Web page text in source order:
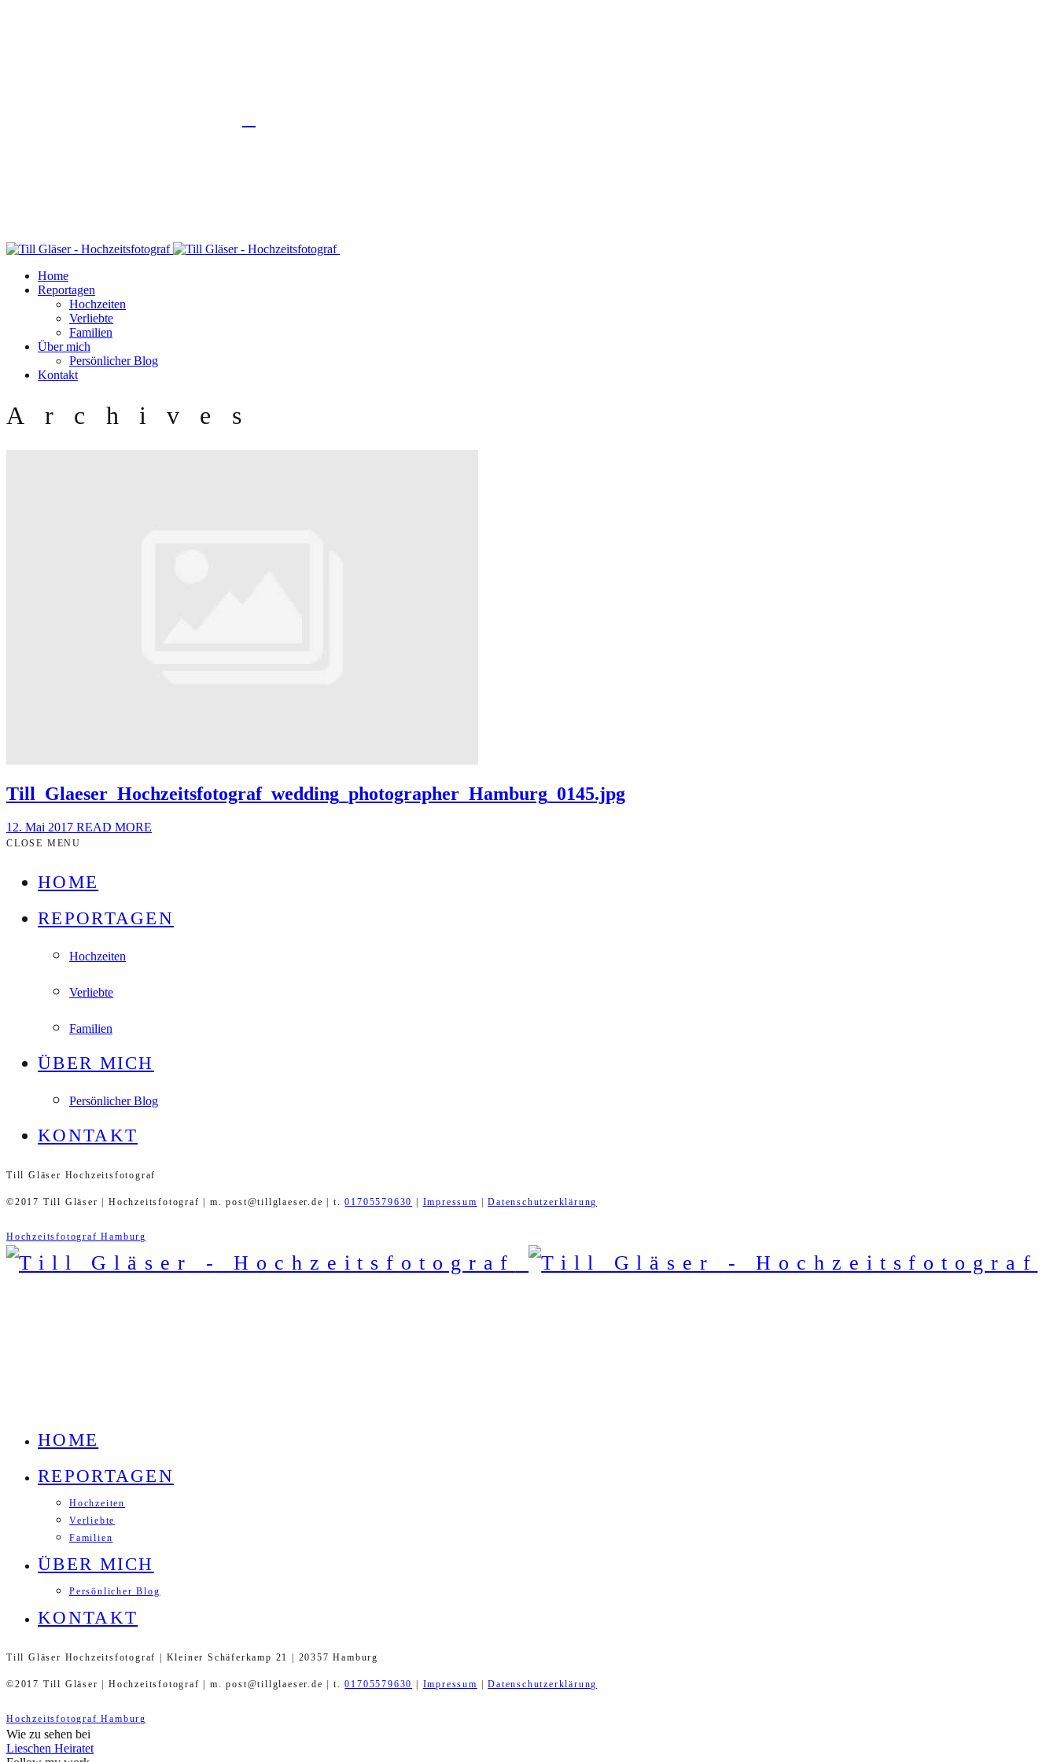
Home
Reportagen
Hochzeiten
Verliebte
Familien
Über mich
Persönlicher Blog
Kontakt
Archives
Till_Glaeser_Hochzeitsfotograf_wedding_photographer_Hamburg_0145.jpg
12. Mai 2017 READ MORE
CLOSE MENU
HOME
REPORTAGEN
Hochzeiten
Verliebte
Familien
ÜBER MICH
Persönlicher Blog
KONTAKT
Till Gläser Hochzeitsfotograf
©2017 Till Gläser | Hochzeitsfotograf | m. post@tillglaeser.de | t.01705579630 | Impressum |Datenschutzerklärung
Hochzeitsfotograf Hamburg
HOME
REPORTAGEN
Hochzeiten
Verliebte
Familien
ÜBER MICH
Persönlicher Blog
KONTAKT
Till Gläser Hochzeitsfotograf | Kleiner Schäferkamp 21 | 20357 Hamburg
©2017 Till Gläser | Hochzeitsfotograf | m. post@tillglaeser.de | t.01705579630 | Impressum |Datenschutzerklärung
Hochzeitsfotograf Hamburg
Wie zu sehen bei
Lieschen Heiratet